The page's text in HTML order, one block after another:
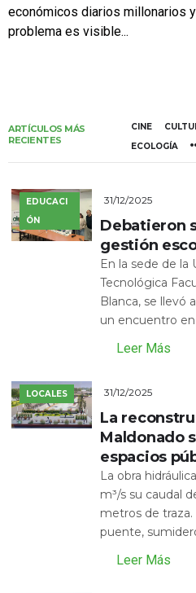
económicos diarios millonarios
problema es visible...
ARTÍCULOS MÁS
RECIENTES
CINE
ECOLOGÍA
EDUCACI
ÓN
31/12/2025
Debatieron
gestión
En la sede de la
Tecnológica
Blanca, se llevó
un encuentro en
Leer Más
LOCALES 31/12/2025
La
Maldonado
espacios
La obra
m³/s su caudal
metros de
puente,
Leer Más